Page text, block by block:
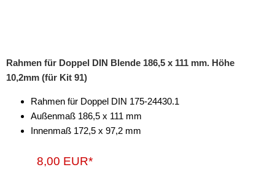
Rahmen für Doppel DIN Blende 186,5 x 111 mm. Höhe
10,2mm (für Kit 91)
Rahmen für Doppel DIN 175-24430.1
Außenmaß 186,5 x 111 mm
Innenmaß 172,5 x 97,2 mm
8,00 EUR*